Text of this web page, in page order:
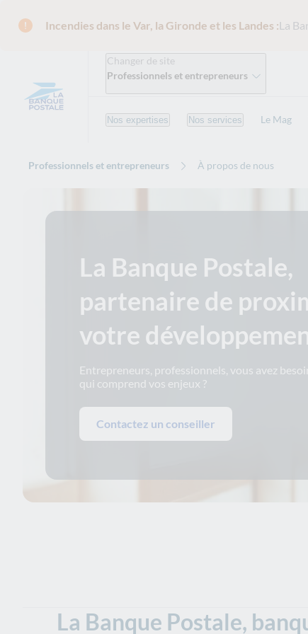
Incendies dans le Var, la Gironde et les Landes :La
Changer de site
Professionnels et entrepreneurs
Nos expertises Nos services Le Mag
Professionnels et entrepreneurs À propos de nous
La Banque Postale,
partenaire de
votre
Entrepreneurs, professionnels, vous avez
qui comprend vos enjeux ?
Contactez un conseiller
La Banque Postale,